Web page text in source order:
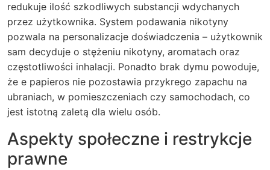
redukuje ilość szkodliwych substancji wdychanych
przez użytkownika. System podawania nikotyny
pozwala na personalizacje doświadczenia – użytkownik
sam decyduje o stężeniu nikotyny, aromatach oraz
częstotliwości inhalacji. Ponadto brak dymu powoduje,
że e papieros nie pozostawia przykrego zapachu na
ubraniach, w pomieszczeniach czy samochodach, co
jest istotną zaletą dla wielu osób.
Aspekty społeczne i restrykcje
prawne